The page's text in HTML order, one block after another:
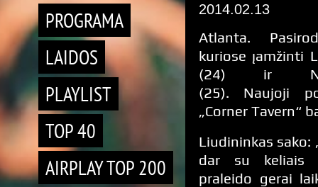
PROGRAMA
LAIDOS
PLAYLIST
TOP 40
AIRPLAY TOP 200
2014.02.13
Atlanta.
kuriose įamžinti
(24) ir
(25). Naujoji
„Corner Tavern“
Liudininkas sako:
dar su keliais
praleido gerai